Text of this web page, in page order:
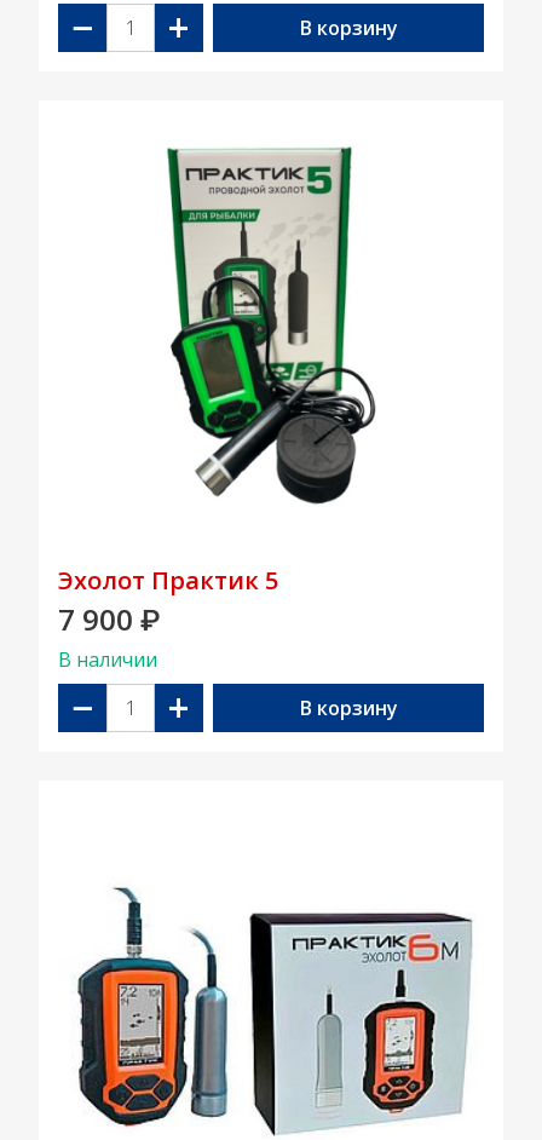
− + В корзину
Эхолот Практик 5
7 900 ₽
В наличии
− + В корзину